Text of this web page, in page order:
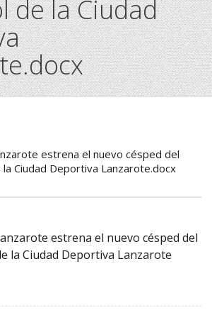
de la Ciudad
estrena el nuevo césped del
Ciudad Deportiva Lanzarote.docx
estrena el nuevo césped del
la Ciudad Deportiva Lanzarote